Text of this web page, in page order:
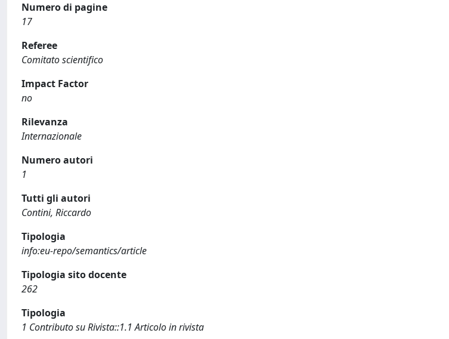
Numero di pagine
17
Referee
Comitato scientifico
Impact Factor
no
Rilevanza
Internazionale
Numero autori
1
Tutti gli autori
Contini, Riccardo
Tipologia
info:eu-repo/semantics/article
Tipologia sito docente
262
Tipologia
1 Contributo su Rivista::1.1 Articolo in rivista